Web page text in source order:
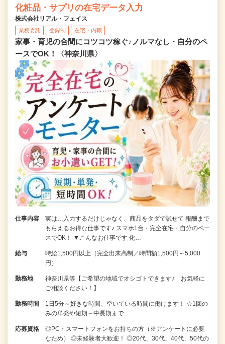
化粧品・サプリの在宅データ入力
株式会社リアル・フェイス
業務委託 登録制 在宅・内職
家事・育児の合間にコツコツ稼ぐ♪ノルマなし・自分のペ
ースでOK！〈神奈川県〉
仕事内容
実は…入力するだけじゃなく、商品をタダで試せて 報酬まで
もらえるお得な仕事です♪ スマホ1台・完全在宅・自分のペー
スでOK！ ▼こんなお仕事です 化…
給与
時給1,500円以上（完全出来高制／時間額1,500円～5,000
円）
勤務地
神奈川県等【ご希望の地域でオシゴトできます♪ お気軽に
ご相談ください！】
勤務時間
1日5分～好きな時間、空いている時間に働けます！ ☆1回の
みの単発や短期～中長期まで…
応募資格
◎PC・スマートフォンをお持ちの方（※アンケートに必要
なため） ◎未経験者大歓迎！ ◎20代、30代、40代、50代の